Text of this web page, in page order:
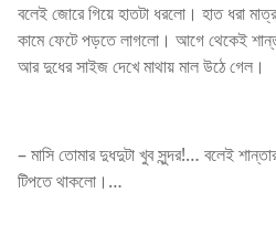
বলেই জোরে গিয়ে হাতটা ধরলো। হাত ধরা
কামে ফেটে পড়তে লাগলো। আগে থেকেই
আর দুধের সাইজ দেখে মাথায় মাল উঠে গেল।
– মাসি তোমার দুধদুটা খুব সুন্দর!… বলেই
টিপতে থাকলো।…